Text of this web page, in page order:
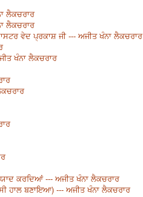
ਲੈਕਚਰਾਰ
ਲੈਕਚਰਾਰ
ਵੇਦ ਪ੍ਰਕਾਸ਼ ਜੀ --- ਅਜੀਤ ਖੰਨਾ ਲੈਕਚਰਾਰ
ਖੰਨਾ ਲੈਕਚਰਾਰ
ਕਰਦਿਆਂ --- ਅਜੀਤ ਖੰਨਾ ਲੈਕਚਰਾਰ
ਹਾਲ ਬਣਾਇਆ) --- ਅਜੀਤ ਖੰਨਾ ਲੈਕਚਰਾਰ